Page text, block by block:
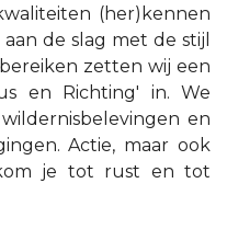
(her)kennen
de slag met de stijl
zetten wij een
en Richting' in. We
en
Actie, maar ook
je tot rust en tot